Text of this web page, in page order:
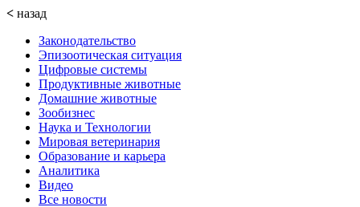
< назад
Законодательство
Эпизоотическая ситуация
Цифровые системы
Продуктивные животные
Домашние животные
Зообизнес
Наука и Технологии
Мировая ветеринария
Образование и карьера
Аналитика
Видео
Все новости